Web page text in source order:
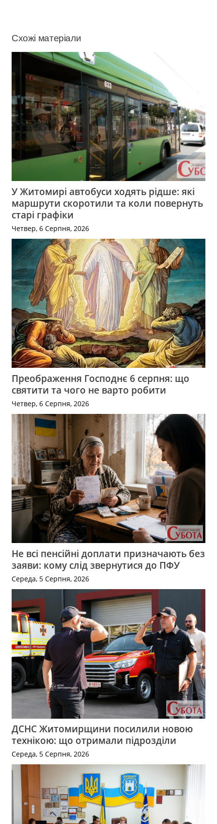
Схожі матеріали
У Житомирі автобуси ходять рідше: які
маршрути скоротили та коли повернуть
старі графіки
Четвер, 6 Серпня, 2026
Преображення Господнє 6 серпня: що
святити та чого не варто робити
Четвер, 6 Серпня, 2026
Не всі пенсійні доплати призначають без
заяви: кому слід звернутися до ПФУ
Середа, 5 Серпня, 2026
ДСНС Житомирщини посилили новою
технікою: що отримали підрозділи
Середа, 5 Серпня, 2026